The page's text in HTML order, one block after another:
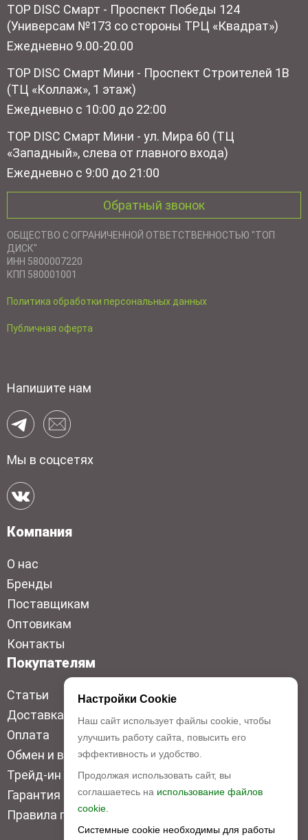
TOP DISC Смарт - Проспект Победы 124
(Универсам №173 со стороны ТРЦ «Квадрат»)
Ежедневно 9.00-20.00
TOP DISC Смарт Мини - Проспект Строителей 1В
(ТЦ «Коллаж», 1 этаж)
Ежедневно с 10:00 до 22:00
TOP DISC Смарт Мини - ул. Мира 60 (ТЦ
«Западный», слева от главного входа)
Ежедневно с 9:00 до 21:00
Обратный звонок
ОБЩЕСТВО С ОГРАНИЧЕННОЙ ОТВЕТСТВЕННОСТЬЮ "ТОП
ДИСК"
ИНН 5800007220
КПП 580001001
Политика обработки персональных данных
Публичная оферта
Напишите нам
Мы в соцсетях
Компания
О нас
Бренды
Поставщикам
Оптовикам
Контакты
Покупателям
Статьи
Доставка
Оплата
Обмен и возврат
Трейд-ин
Гарантия низкой цены
Правила продажи
Настройки Cookie
Наш сайт использует файлы cookie, чтобы
улучшить работу сайта, повысить его
эффективность и удобство.
Продолжая использовать сайт, вы
соглашаетесь на использование файлов
cookie.
Системные cookie необходимы для работы